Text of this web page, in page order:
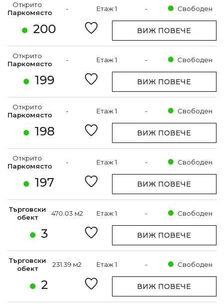
200
Открито
Паркомясто
- Етаж 1 - Свободен
ВИЖ ПОВЕЧЕ
199
Открито
Паркомясто
- Етаж 1 - Свободен
ВИЖ ПОВЕЧЕ
198
Открито
Паркомясто
- Етаж 1 - Свободен
ВИЖ ПОВЕЧЕ
197
Открито
Паркомясто
- Етаж 1 - Свободен
ВИЖ ПОВЕЧЕ
3
Търговски
обект
470.03 м2 Етаж 1 - Свободен
ВИЖ ПОВЕЧЕ
2
Търговски
обект
231.39 м2 Етаж 1 - Свободен
ВИЖ ПОВЕЧЕ